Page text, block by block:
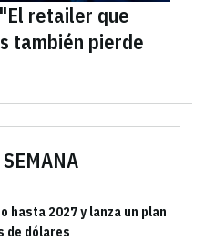
hasta 2027 y lanza un plan
de dólares
retailer que
también pierde